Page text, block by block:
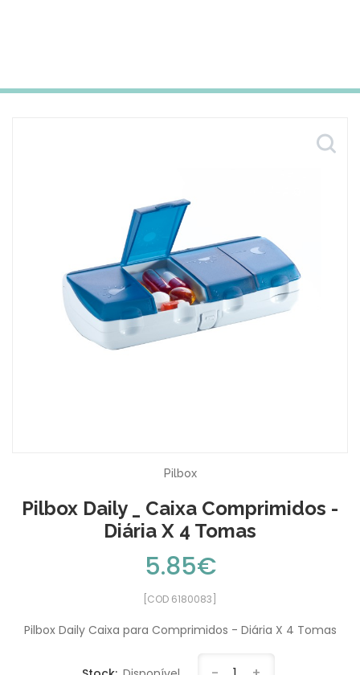
Pilbox
Pilbox Daily _ Caixa Comprimidos -
Diária X 4 Tomas
5.85€
[COD 6180083]
Pilbox Daily Caixa para Comprimidos - Diária X 4 Tomas